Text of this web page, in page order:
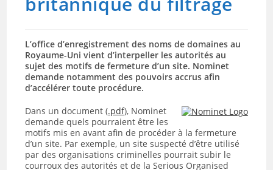
L’office d’enregistrement des noms de domaines au
Royaume-Uni vient d’interpeller les autorités au
sujet des motifs de fermeture d’un site. Nominet
demande notamment des pouvoirs accrus afin
d’accélérer toute procédure.
Dans un document (.pdf), Nominet
demande quels pourraient être les
motifs mis en avant afin de procéder à la fermeture
d’un site. Par exemple, un site suspecté d’être utilisé
par des organisations criminelles pourrait subir le
courroux des autorités et de la Serious Organised